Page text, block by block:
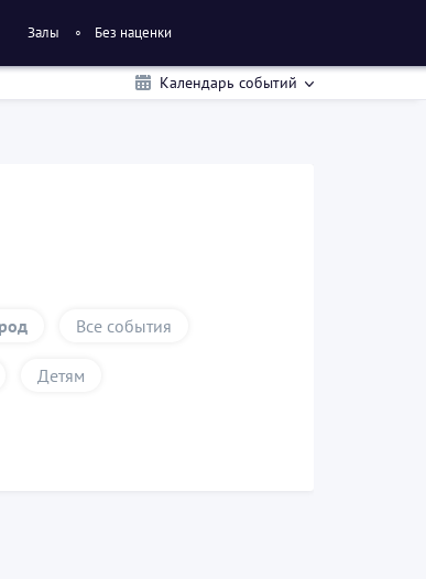
Залы Без наценки
Календарь событий
Все события
Детям